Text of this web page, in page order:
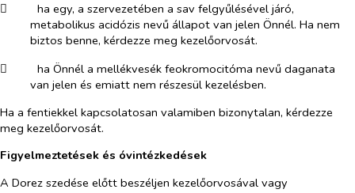
​
ha egy, a szervezetében a sav felgyűlésével járó,
metabolikus acidózis nevű állapot van jelen Önnél. Ha nem
biztos benne, kérdezze meg kezelőorvosát.
​
ha Önnél a mellékvesék feokromocitóma nevű daganata
van jelen és emiatt nem részesül kezelésben.
Ha a fentiekkel kapcsolatosan valamiben bizonytalan, kérdezze
meg kezelőorvosát.
Figyelmeztetések és óvintézkedések
A Dorez szedése előtt beszéljen kezelőorvosával vagy